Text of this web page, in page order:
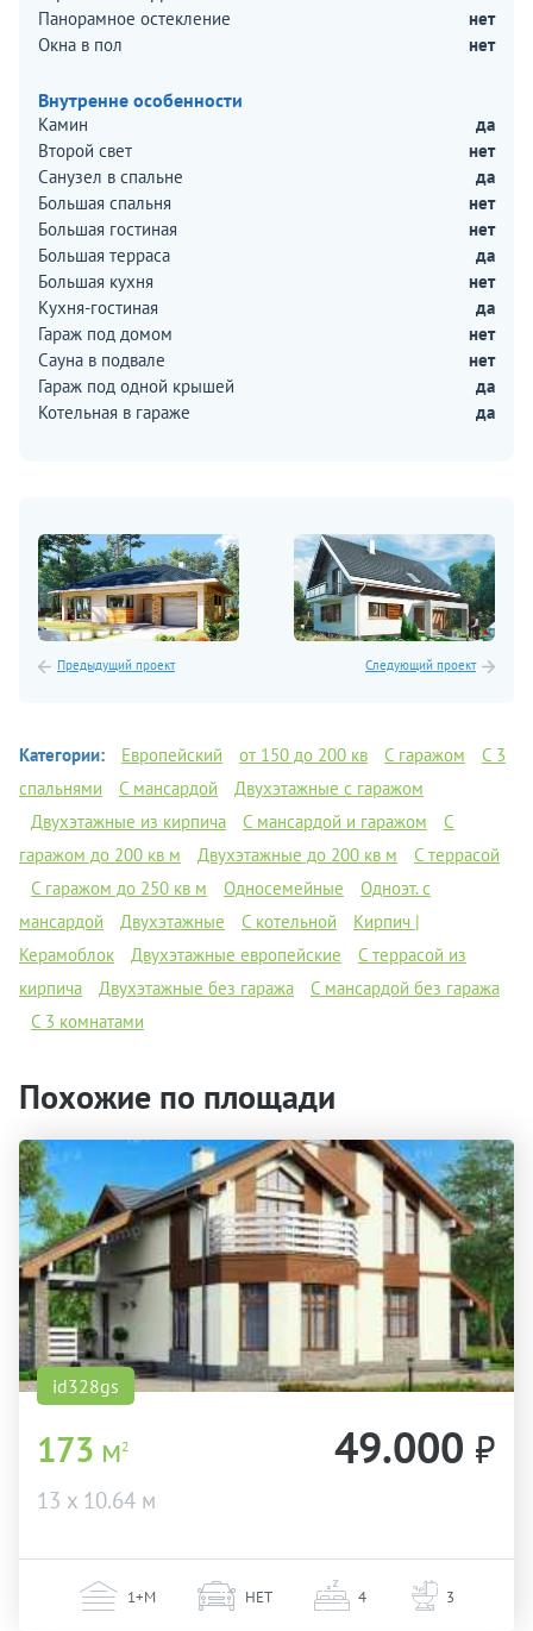
Панорамное остекление
нет
Окна в пол
нет
Внутренне особенности
Камин
да
Второй свет
нет
Санузел в спальне
да
Большая спальня
нет
Большая гостиная
нет
Большая терраса
да
Большая кухня
нет
Кухня-гостиная
да
Гараж под домом
нет
Сауна в подвале
нет
Гараж под одной крышей
да
Котельная в гараже
да
Предыдущий проект Следующий проект
Категории: Европейский от 150 до 200 кв С гаражом
C 3
спальнями
С мансардой
Двухэтажные с гаражом
Двухэтажные из кирпича
С мансардой и гаражом
С
гаражом до 200 кв м
Двухэтажные до 200 кв м
С террасой
С гаражом до 250 кв м
Односемейные
Одноэт. с
мансардой
Двухэтажные С котельной
Кирпич |
Керамоблок
Двухэтажные европейские
С террасой из
кирпича
Двухэтажные без гаража
С мансардой без гаража
С 3 комнатами
Похожие по площади
id328gs
173 м2
13 х 10.64 м
49.000 ₽
1+М НЕТ 4 3